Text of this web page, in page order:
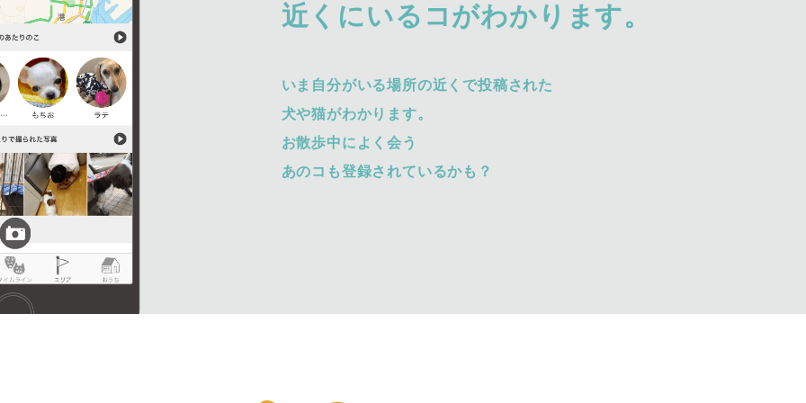
近くにいるコがわかります。
いま自分がいる場所の近くで投稿された
犬や猫がわかります。
お散歩中によく会う
あのコも登録されているかも？